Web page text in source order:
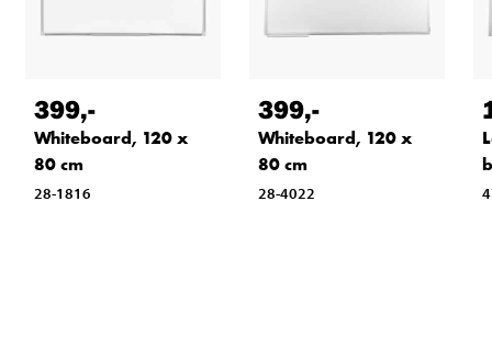
399,-
Whiteboard, 120 x
80 cm
28-1816
399,-
Whiteboard, 120 x
80 cm
28-4022